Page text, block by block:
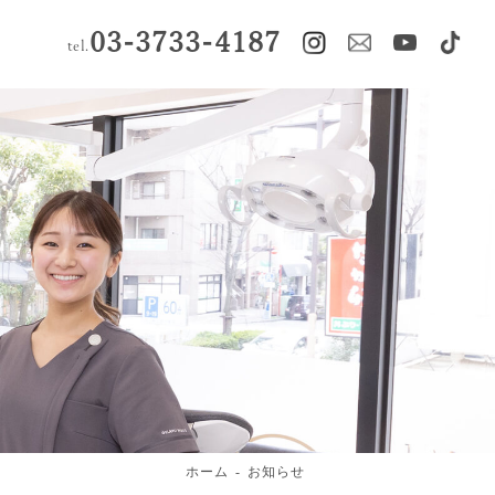
tel.03-3733-4187
ホーム お知らせ